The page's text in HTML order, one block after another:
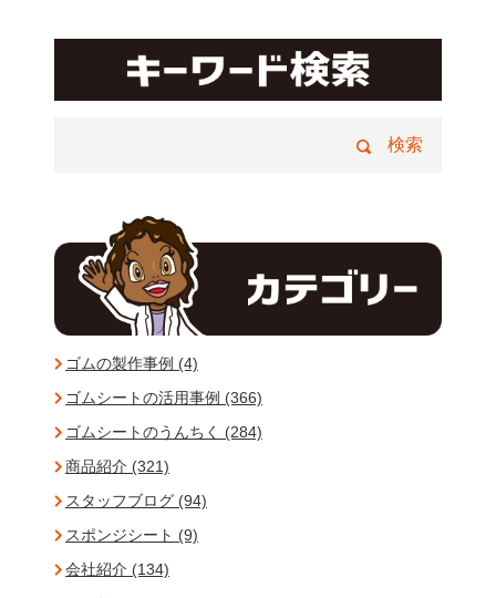
ゴムの製作事例 (4)
ゴムシートの活用事例 (366)
ゴムシートのうんちく (284)
商品紹介 (321)
スタッフブログ (94)
スポンジシート (9)
会社紹介 (134)